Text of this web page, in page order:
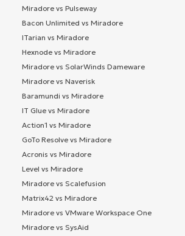
Miradore vs Pulseway
Bacon Unlimited vs Miradore
ITarian vs Miradore
Hexnode vs Miradore
Miradore vs SolarWinds Dameware
Miradore vs Naverisk
Baramundi vs Miradore
IT Glue vs Miradore
Action1 vs Miradore
GoTo Resolve vs Miradore
Acronis vs Miradore
Level vs Miradore
Miradore vs Scalefusion
Matrix42 vs Miradore
Miradore vs VMware Workspace One
Miradore vs SysAid